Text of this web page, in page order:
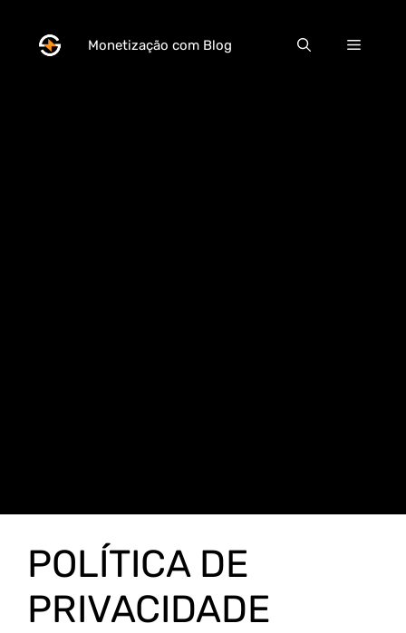
Monetização com Blog Menu
POLÍTICA DE
PRIVACIDADE